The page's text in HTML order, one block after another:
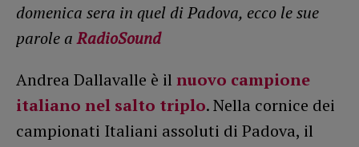
domenica sera in quel di Padova, ecco le sue
parole aRadioSound
Andrea Dallavalle è il nuovo campione
italiano nel salto triplo. Nella cornice dei
campionati Italiani assoluti di Padova, il